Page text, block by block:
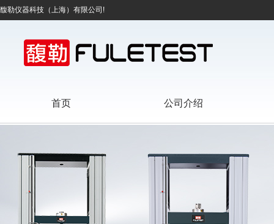
馥勒仪器科技（上海）有限公司!
首页 公司介绍